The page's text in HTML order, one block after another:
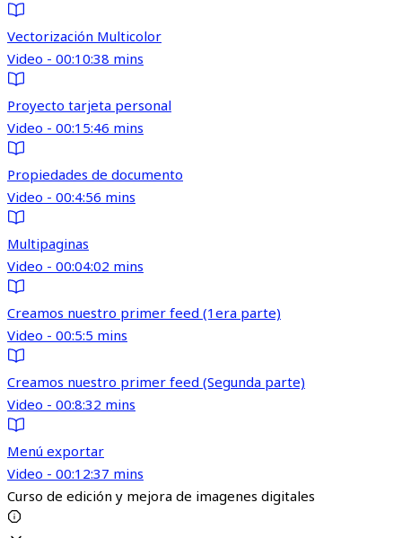
Vectorización Multicolor
Video - 00:10:38 mins
Proyecto tarjeta personal
Video - 00:15:46 mins
Propiedades de documento
Video - 00:4:56 mins
Multipaginas
Video - 00:04:02 mins
Creamos nuestro primer feed (1era parte)
Video - 00:5:5 mins
Creamos nuestro primer feed (Segunda parte)
Video - 00:8:32 mins
Menú exportar
Video - 00:12:37 mins
Curso de edición y mejora de imagenes digitales